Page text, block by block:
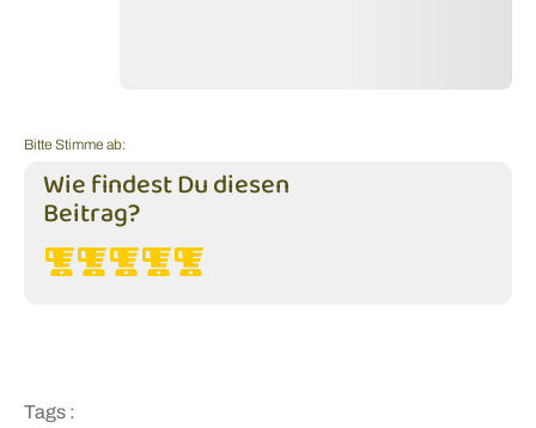
Bitte Stimme ab:
Wie findest Du diesen
Beitrag?
Tags :